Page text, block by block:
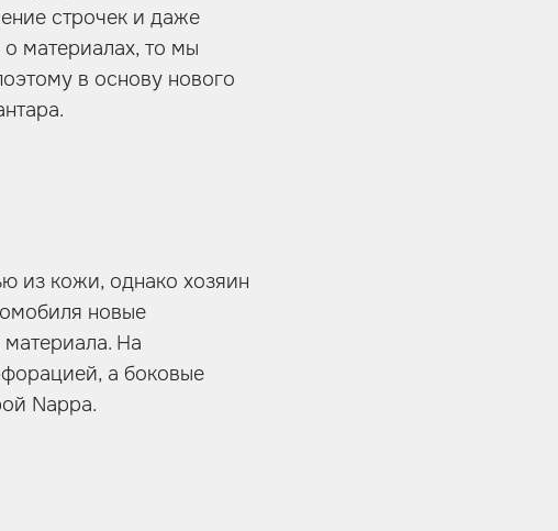
строчек и даже
о материалах, то мы
в основу нового
из кожи, однако хозяин
новые
На
а боковые
Nappa.